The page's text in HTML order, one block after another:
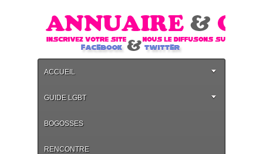
ACCUEIL
GUIDE LGBT
BOGOSSES
RENCONTRE